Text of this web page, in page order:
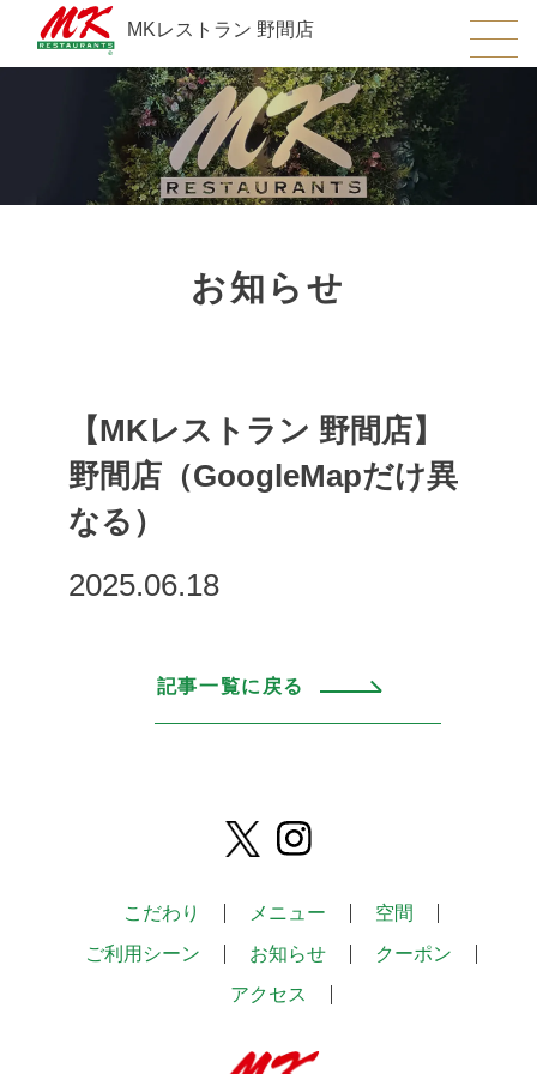
MKレストラン 野間店
お知らせ
【MKレストラン 野間店】
野間店（GoogleMapだけ異
なる）
2025.06.18
記事一覧に戻る
こだわり メニュー
空間
ご利用シーン
お知らせ
クーポン
アクセス